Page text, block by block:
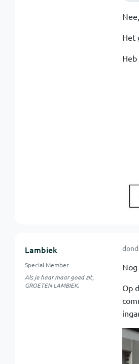
Het
Lambiek
Special Member
Als je haar maar goed zit,
GROETEN LAMBIEK.
Op